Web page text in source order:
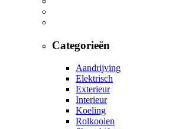
Categorieën
Aandrijving
Elektrisch
Exterieur
Interieur
Koeling
Rolkooien